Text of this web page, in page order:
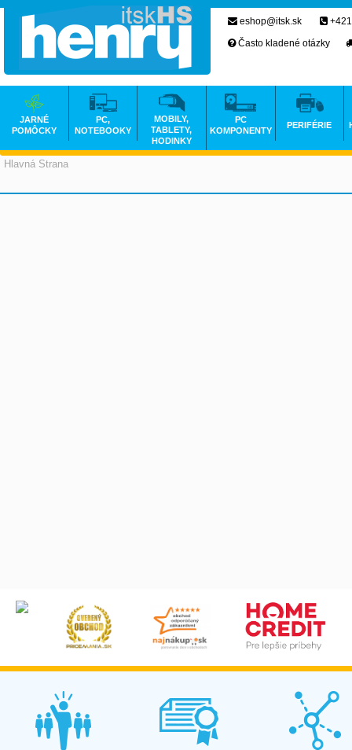
Hlavná Strana
eshop@itsk.sk
Často kladené otázky
JARNÉ
POMÔCKY
PC,
NOTEBOOKY
MOBILY,
TABLETY,
HODINKY
PC
KOMPONENTY
PERIFÉRIE